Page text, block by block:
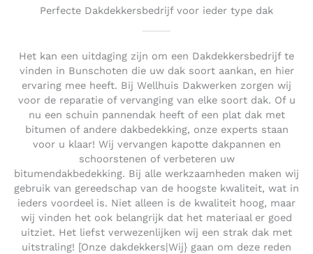
Perfecte Dakdekkersbedrijf voor ieder type dak
Het kan een uitdaging zijn om een Dakdekkersbedrijf te
vinden in Bunschoten die uw dak soort aankan, en hier
ervaring mee heeft. Bij Wellhuis Dakwerken zorgen wij
voor de reparatie of vervanging van elke soort dak. Of u
nu een schuin pannendak heeft of een plat dak met
bitumen of andere dakbedekking, onze experts staan
voor u klaar! Wij vervangen kapotte dakpannen en
schoorstenen of verbeteren uw
bitumendakbedekking. Bij alle werkzaamheden maken wij
gebruik van gereedschap van de hoogste kwaliteit, wat in
ieders voordeel is. Niet alleen is de kwaliteit hoog, maar
wij vinden het ook belangrijk dat het materiaal er goed
uitziet. Het liefst verwezenlijken wij een strak dak met
uitstraling! [Onze dakdekkers|Wij} gaan om deze reden